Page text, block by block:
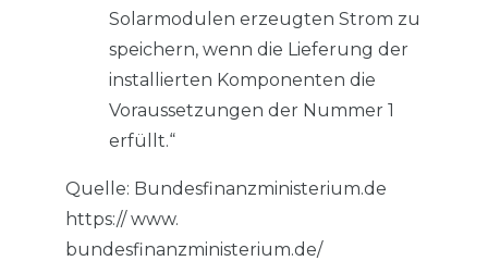
Solarmodulen erzeugten Strom zu
speichern, wenn die Lieferung der
installierten Komponenten die
Voraussetzungen der Nummer 1
erfüllt.“
Quelle: Bundesfinanzministerium.de
https:// www.
bundesfinanzministerium.de/